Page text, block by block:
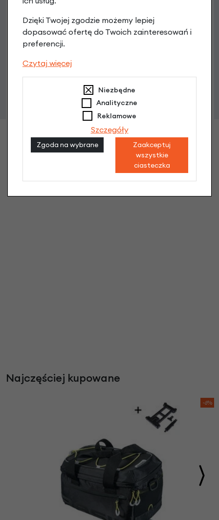
Blokada AXA Defender + zamek do baterii
Gazelle Bosch bateria w ramie
Najczęściej kupowane
-6%
Dzięki Twojej zgodzie możemy lepiej
dopasować ofertę do Twoich zainteresowań i
preferencji.
Czytaj więcej
Niezbędne
Analityczne
Reklamowe
Szczegóły
Zgoda na wybrane
Zaakceptuj
wszystkie
ciasteczka